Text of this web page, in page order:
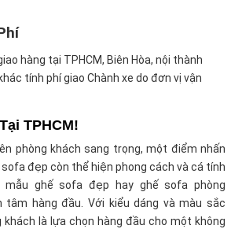
hàng tại TPHCM, Biên Hòa, nội thành
tính phí giao Chành xe do đơn vị vận
TPHCM!
phòng khách sang trọng, một điểm nhấn
sofa đẹp còn thể hiện phong cách và cá tính
mẫu ghế sofa đẹp hay ghế sofa phòng
tâm hàng đầu. Với kiểu dáng và màu sắc
khách là lựa chọn hàng đầu cho một không